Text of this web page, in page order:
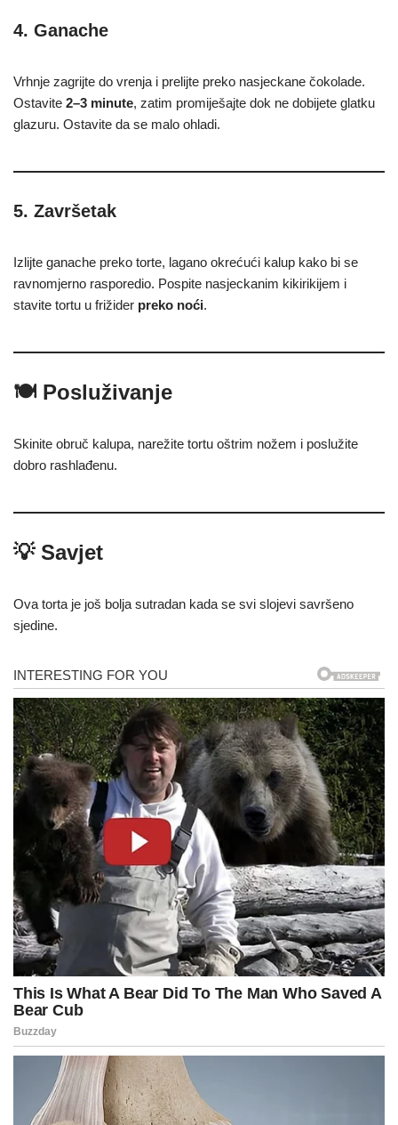
4. Ganache
Vrhnje zagrijte do vrenja i prelijte preko nasjeckane čokolade.
Ostavite 2–3 minute, zatim promiješajte dok ne dobijete glatku
glazuru. Ostavite da se malo ohladi.
5. Završetak
Izlijte ganache preko torte, lagano okrećući kalup kako bi se
ravnomjerno rasporedio. Pospite nasjeckanim kikirikijem i
stavite tortu u frižider preko noći.
🍽️ Posluživanje
Skinite obruč kalupa, narežite tortu oštrim nožem i poslužite
dobro rashlađenu.
💡 Savjet
Ova torta je još bolja sutradan kada se svi slojevi savršeno
sjedine.